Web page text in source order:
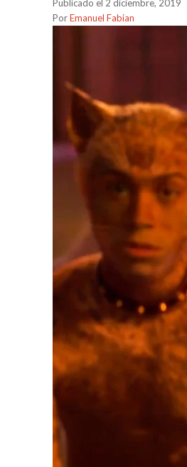
Publicado el 2 diciembre, 2019
PorEmanuel Fabian